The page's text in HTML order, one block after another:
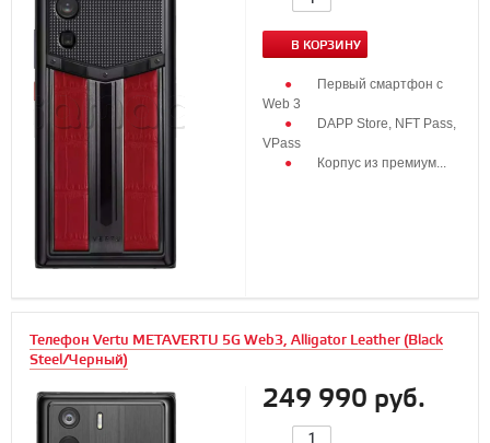
В КОРЗИНУ
Первый смартфон с
Web 3
DAPP Store, NFT Pass,
VPass
Корпус из премиум...
Телефон Vertu METAVERTU 5G Web3, Alligator Leather (Black
Steel/Черный)
249 990 руб.